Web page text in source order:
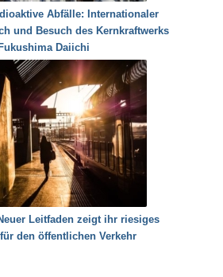
Abfälle: Internationaler
und Besuch des Kernkraftwerks
Daiichi
Leitfaden zeigt ihr riesiges
den öffentlichen Verkehr